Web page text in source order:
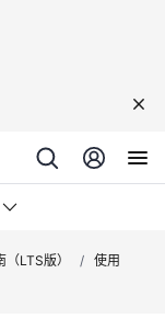
LTS版） / 使用